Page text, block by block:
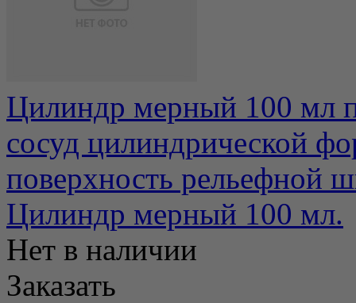
Цилиндр мерный 100 мл
сосуд цилиндрической
поверхность рельефной
Цилиндр мерный 100 мл.
Нет в наличии
Заказать